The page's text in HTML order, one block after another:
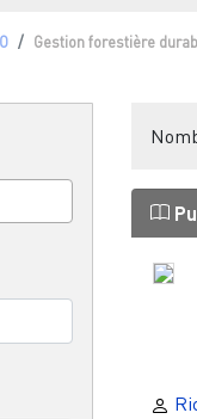
Gestion forestière